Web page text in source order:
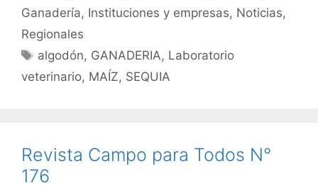
Ganadería, Instituciones y empresas, Noticias,
Regionales
Etiquetas
algodón, GANADERIA, Laboratorio
veterinario, MAÍZ, SEQUIA
Revista Campo para Todos N°
176